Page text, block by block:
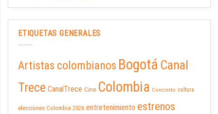
ETIQUETAS GENERALES
Artistas colombianos Bogotá Canal
Trece CanalTrece Cine Colombia Concierto cultura
elecciones Colombia 2026 entretenimiento estrenos